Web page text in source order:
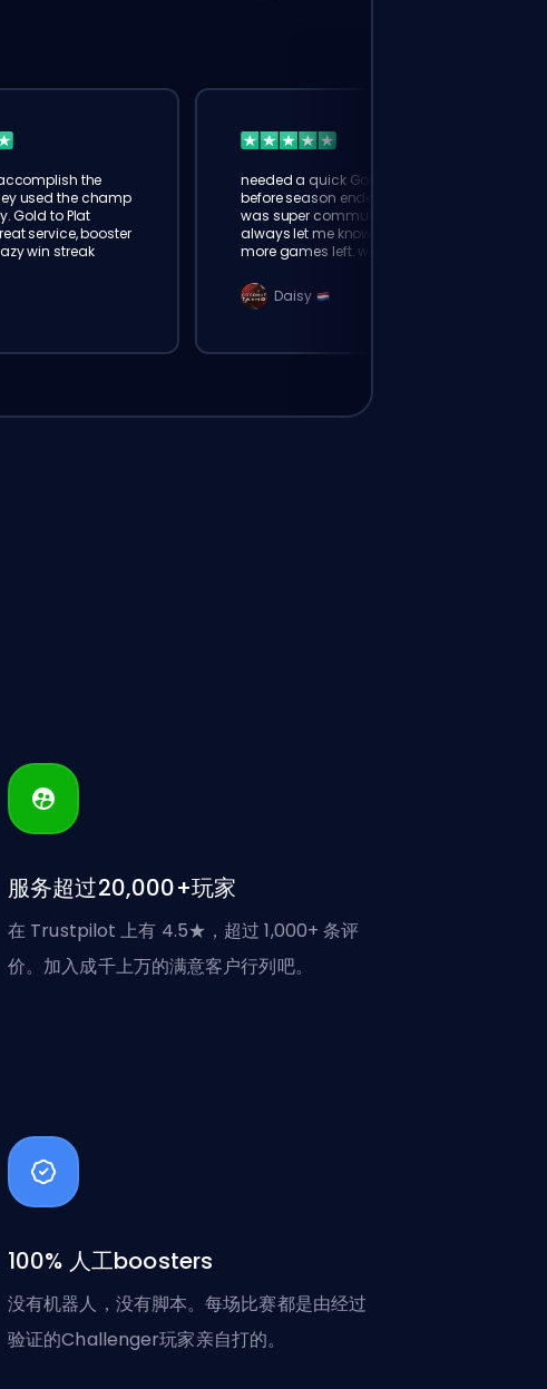
the
used the champ
Gold to Plat
service, booster
win streak
needed a quick Gold boost
before season ended. booster
was super communicative,
always let me know how many
more games left. went from
Daisy
服务超过20,000+玩家
在 Trustpilot 上有 4.5★，超过 1,000+ 条评
价。加入成千上万的满意客户行列吧。
100% 人工boosters
没有机器人，没有脚本。每场比赛都是由经过
验证的Challenger玩家亲自打的。